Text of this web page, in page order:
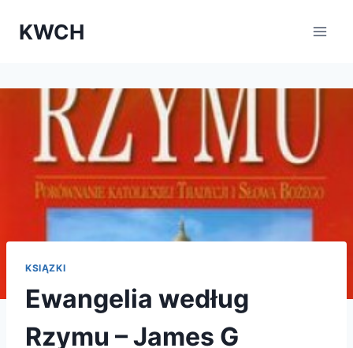
KWCH
KSIĄZKI
Ewangelia według
Rzymu – James G